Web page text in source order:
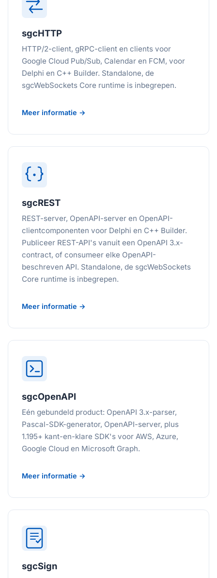
sgcHTTP
HTTP/2-client, gRPC-client en clients voor
Google Cloud Pub/Sub, Calendar en FCM, voor
Delphi en C++ Builder. Standalone, de
sgcWebSockets Core runtime is inbegrepen.
Meer informatie →
sgcREST
REST-server, OpenAPI-server en OpenAPI-
clientcomponenten voor Delphi en C++ Builder.
Publiceer REST-API's vanuit een OpenAPI 3.x-
contract, of consumeer elke OpenAPI-
beschreven API. Standalone, de sgcWebSockets
Core runtime is inbegrepen.
Meer informatie →
sgcOpenAPI
Eén gebundeld product: OpenAPI 3.x-parser,
Pascal-SDK-generator, OpenAPI-server, plus
1.195+ kant-en-klare SDK's voor AWS, Azure,
Google Cloud en Microsoft Graph.
Meer informatie →
sgcSign